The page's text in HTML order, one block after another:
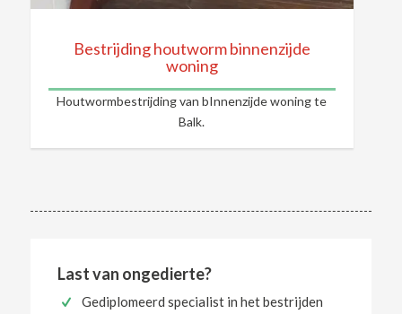
Bestrijding houtworm binnenzijde
woning
Houtwormbestrijding van bInnenzijde woning te
Balk.
Last van ongedierte?
Gediplomeerd specialist in het bestrijden